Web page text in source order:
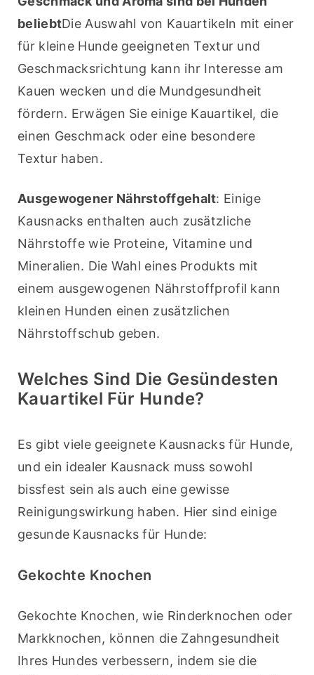
beliebtDie Auswahl von Kauartikeln mit einer
für kleine Hunde geeigneten Textur und
Geschmacksrichtung kann ihr Interesse am
Kauen wecken und die Mundgesundheit
fördern. Erwägen Sie einige Kauartikel, die
einen Geschmack oder eine besondere
Textur haben.
Ausgewogener Nährstoffgehalt: Einige
Kausnacks enthalten auch zusätzliche
Nährstoffe wie Proteine, Vitamine und
Mineralien. Die Wahl eines Produkts mit
einem ausgewogenen Nährstoffprofil kann
kleinen Hunden einen zusätzlichen
Nährstoffschub geben.
Welches Sind Die Gesündesten
Kauartikel Für Hunde?
Es gibt viele geeignete Kausnacks für Hunde,
und ein idealer Kausnack muss sowohl
bissfest sein als auch eine gewisse
Reinigungswirkung haben. Hier sind einige
gesunde Kausnacks für Hunde:
Gekochte Knochen
Gekochte Knochen, wie Rinderknochen oder
Markknochen, können die Zahngesundheit
Ihres Hundes verbessern, indem sie die